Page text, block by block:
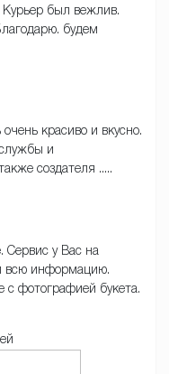
Курьер был вежлив.
будем
красиво и вкусно.
и
создателя .....
Сервис у Вас на
всю информацию.
фотографией букета.